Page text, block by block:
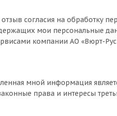
согласия на обработку
мои персональные
компании АО «Вюрт-
мной информация
права и интересы